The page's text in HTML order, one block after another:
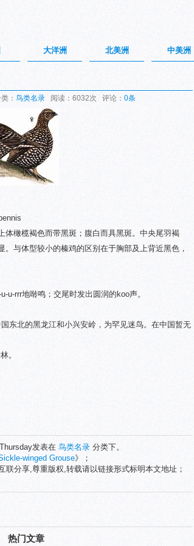
大洋洲 北美洲 中美洲
： 鸟类名录 阅读：6032次 评论： 0条
体橄榄褐色而带黑斑；腹白而具黑斑。中央尾羽褐
与体型较小的榛鸡的区别在于胸部及上背近黑色，
u-rrr地啭鸣；交尾时发出圆润的koo声。
东北的黑龙江和小兴安岭，为罕见迷鸟。在中国暂无
。
发表在 鸟类名录 分类下。
winged Grouse》；
联分享,尊重版权,转载请以链接形式标明本文地址；
热门文章